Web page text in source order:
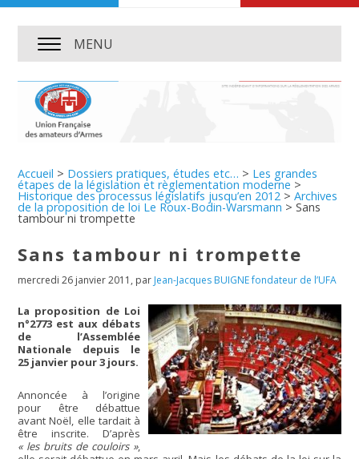
MENU
Accueil > Dossiers pratiques, études etc… > Les grandes
étapes de la législation et règlementation moderne >
Historique des processus législatifs jusqu’en 2012 >Archives
de la proposition de loi Le Roux-Bodin-Warsmann >Sans
tambour ni trompette
Sans tambour ni trompette
mercredi 26 janvier 2011, par Jean-Jacques BUIGNE fondateur de l’UFA
La proposition de Loi
n°2773 est aux débats
de l’Assemblée
Nationale depuis le
25 janvier pour 3 jours.
Annoncée à l’origine
pour être débattue
avant Noël, elle tardait à
être inscrite. D’après
« les bruits de couloirs »,